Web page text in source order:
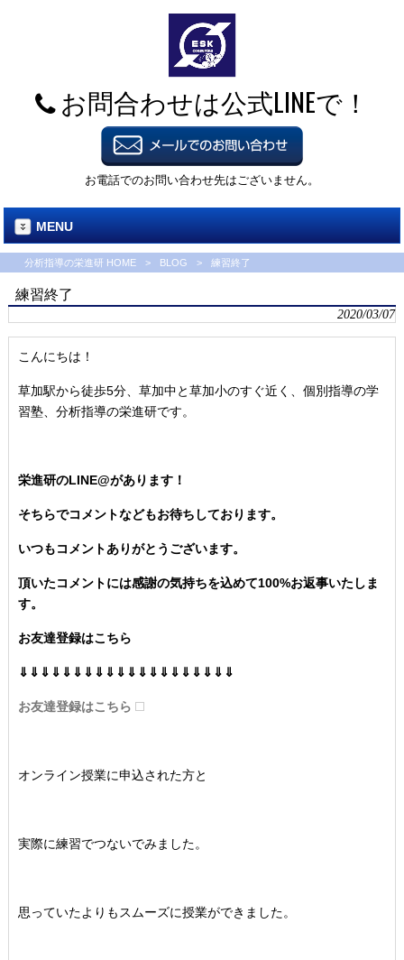
お問合わせは公式LINEで！
お電話でのお問い合わせ先はございません。
MENU
分析指導の栄進研 HOME > BLOG > 練習終了
練習終了
2020/03/07
こんにちは！
草加駅から徒歩5分、草加中と草加小のすぐ近く、個別指導の学
習塾、分析指導の栄進研です。
栄進研のLINE@があります！
そちらでコメントなどもお待ちしております。
いつもコメントありがとうございます。
頂いたコメントには感謝の気持ちを込めて100%お返事いたしま
す。
お友達登録はこちら
⇓⇓⇓⇓⇓⇓⇓⇓⇓⇓⇓⇓⇓⇓⇓⇓⇓⇓⇓⇓
お友達登録はこちら
オンライン授業に申込された方と
実際に練習でつないでみました。
思っていたよりもスムーズに授業ができました。